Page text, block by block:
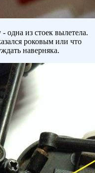
одна из стоек вылетела.
роковым или что
наверняка.